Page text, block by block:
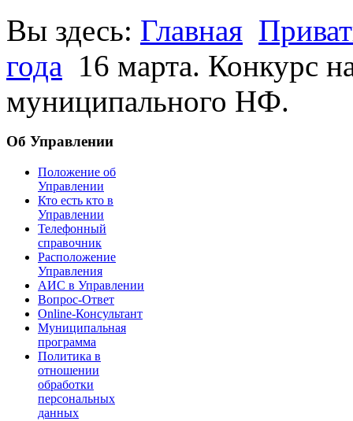
Вы здесь: Главная
года 16 марта. Конкурс
муниципального НФ.
Об Управлении
Положение об
Управлении
Кто есть кто в
Управлении
Телефонный
справочник
Расположение
Управления
АИС в Управлении
Вопрос-Ответ
Online-Консультант
Муниципальная
программа
Политика в
отношении
обработки
персональных
данных